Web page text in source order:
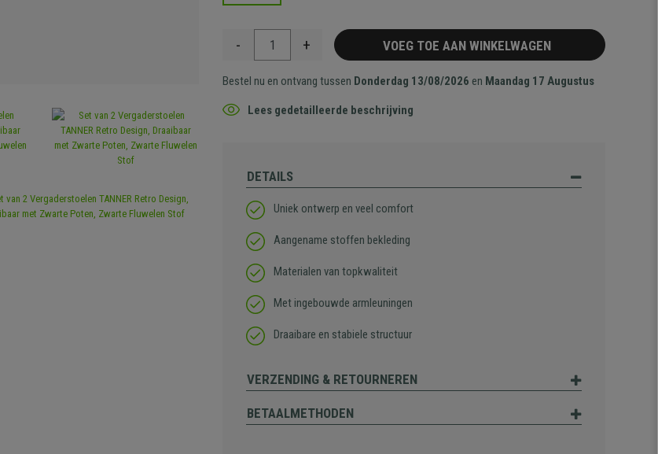
- + VOEG TOE AAN WINKELWAGEN
Bestel nu en ontvang tussen Donderdag 13/08/2026 en Maandag 17 Augustus
Lees gedetailleerde beschrijving
DETAILS
Uniek ontwerp en veel comfort
Aangename stoffen bekleding
Materialen van topkwaliteit
Met ingebouwde armleuningen
Draaibare en stabiele structuur
VERZENDING & RETOURNEREN
BETAALMETHODEN